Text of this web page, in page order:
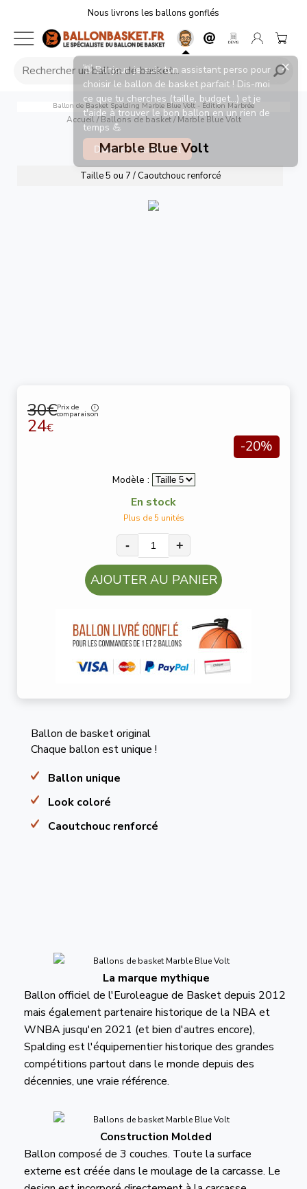
Nous livrons les ballons gonflés
Ballon de Basket Spalding Marble Blue Volt - Édition Marbrée
Accueil/Ballons de basket/ Marble Blue Volt
Marble Blue Volt
Taille 5 ou 7 / Caoutchouc renforcé
30€Prix de
comparaison
24€
-20%
Modèle :
En stock
Plus de 5 unités
- +
AJOUTER AU PANIER
Ballon de basket original
Chaque ballon est unique !
Ballon unique
Look coloré
Caoutchouc renforcé
La marque mythique
Ballon officiel de l'Euroleague de Basket depuis 2012
mais également partenaire historique de la NBA et
WNBA jusqu'en 2021 (et bien d'autres encore),
Spalding est l'équipementier historique des grandes
compétitions partout dans le monde depuis des
décennies, une vraie référence.
Construction Molded
Ballon composé de 3 couches. Toute la surface
externe est créée dans le moulage de la carcasse. Le
👋 Bonjour, je suis ton assistant perso pour
choisir le ballon de basket parfait ! Dis-moi
ce que tu cherches (taille, budget...) et je
t'aide à trouver le bon ballon en un rien de
temps 💪
Discuter maintenant
×